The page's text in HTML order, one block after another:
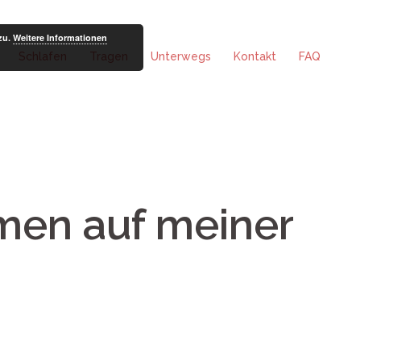
Schlafen Tragen Unterwegs Kontakt FAQ
auf meiner
Weitere Informationen